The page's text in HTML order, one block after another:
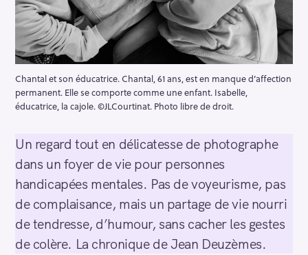
Chantal et son éducatrice. Chantal, 61 ans, est en manque d’affection
permanent. Elle se comporte comme une enfant. Isabelle,
éducatrice, la cajole. ©JLCourtinat. Photo libre de droit.
Un regard tout en délicatesse de photographe
dans un foyer de vie pour personnes
handicapées mentales. Pas de voyeurisme, pas
de complaisance, mais un partage de vie nourri
de tendresse, d’humour, sans cacher les gestes
de colère. La chronique de Jean Deuzèmes.